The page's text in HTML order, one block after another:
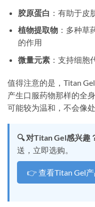
胶原蛋白 ：有助于皮
植物提取物：多种草
的作用
微量元素：支持细胞
值得注意的是，Titan
产生口服药物那样的全
可能较为温和，不会像
🔍 对Titan Gel感兴趣
送，立即选购。
👉 查看Titan Gel